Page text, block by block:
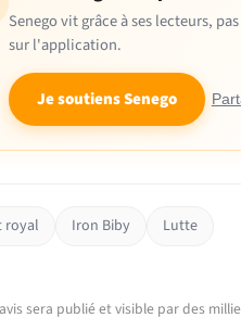
Senego vit grâce à ses lecteurs,
sur l'application.
Je soutiens Senego
royal Iron Biby Lutte
sera publié et visible par des